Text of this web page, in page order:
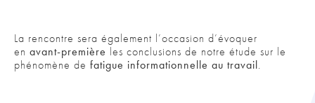
La rencontre sera également l’occasion d’évoquer
en avant-première les conclusions de notre étude sur le
phénomène de fatigue informationnelle au travail.